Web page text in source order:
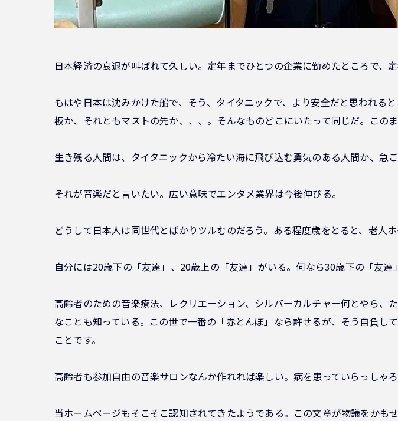
日本経済の衰退が叫ばれて久しい。定年までひとつの企業に勤めたところで、
もはや日本は沈みかけた船で、そう、タイタニックで、より安全だと思われ
板か、それともマストの先か、、、。そんなものどこにいたって同じだ。この
生き残る人間は、タイタニックから冷たい海に飛び込む勇気のある人間か、急
それが音楽だと言いたい。広い意味でエンタメ業界は今後伸びる。
どうして日本人は同世代とばかりツルむのだろう。ある程度歳をとると、老人
自分には20歳下の「友達」、20歳上の「友達」がいる。何なら30歳下の「友
高齢者のための音楽療法、レクリエーション、シルバーカルチャー何とやら、
なことも知っている。この世で一番の「赤とんぼ」なら許せるが、そう自負
ことです。
高齢者も参加自由の音楽サロンなんか作れれば楽しい。病を患っていらっしゃ
当ホームページもそこそこ認知されてきたようである。この文章が物議をか